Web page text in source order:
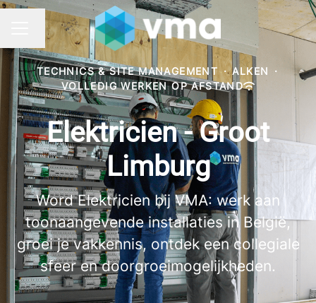
CARRIÈREMENU
Taal wijzigen
TECHNICS & SITE MANAGEMENT · ALKEN
·
VOLLEDIG WERKEN OP AFSTAND
Elektricien - Groot
Limburg
Word Elektricien bij VMA: werk aan
toonaangevende installaties in België,
groei je vakkennis, ontdek een collegiale
sfeer en doorgroeimogelijkheden.